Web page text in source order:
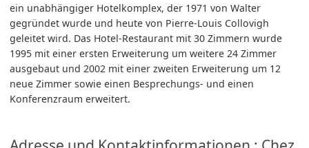
ein unabhängiger Hotelkomplex, der 1971 von Walter
gegründet wurde und heute von Pierre-Louis Collovigh
geleitet wird. Das Hotel-Restaurant mit 30 Zimmern wurde
1995 mit einer ersten Erweiterung um weitere 24 Zimmer
ausgebaut und 2002 mit einer zweiten Erweiterung um 12
neue Zimmer sowie einen Besprechungs- und einen
Konferenzraum erweitert.